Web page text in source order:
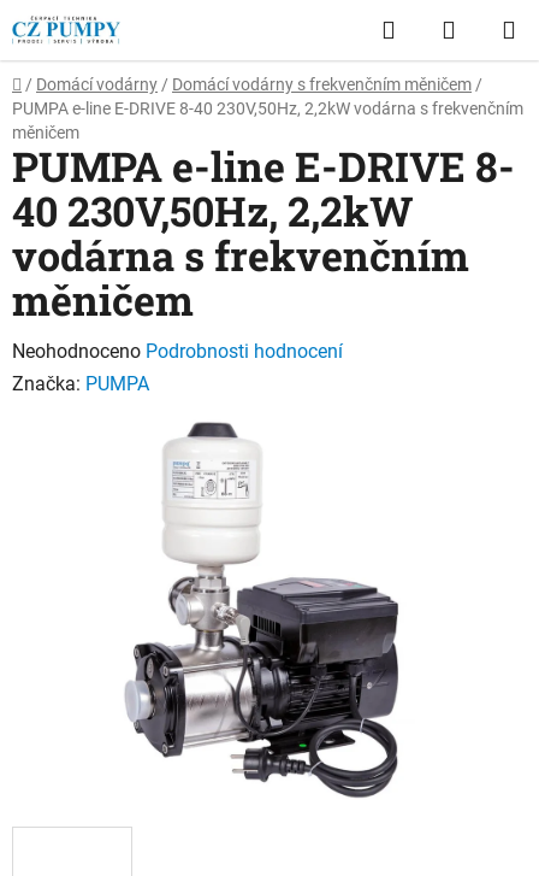
Přejít
na
obsah
Hledat
KOŠÍK
Domů
/ Domácí vodárny / Domácí vodárny s frekvenčním měničem /
PUMPA e-line E-DRIVE 8-40 230V,50Hz, 2,2kW vodárna s frekvenčním
měničem
PUMPA e-line E-DRIVE 8-
40 230V,50Hz, 2,2kW
vodárna s frekvenčním
měničem
Průměrné
hodnocení
Neohodnoceno Podrobnosti hodnocení
Značka: PUMPA